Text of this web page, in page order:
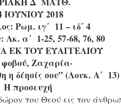
ΙΟΥΝΙΟΥ 2018
Ρωμ. ιγ΄ 11 – ιδ΄ 4
Λκ. α΄ 1-25, 57-68, 76, 80
ΕΚ ΤΟΥ ΕΥΑΓΓΕΛΙΟΥ
Ζαχαρία·
η δέησίς σου” (Λουκ. Α΄ 13)
Η προσευχή
του Θεού εις τον